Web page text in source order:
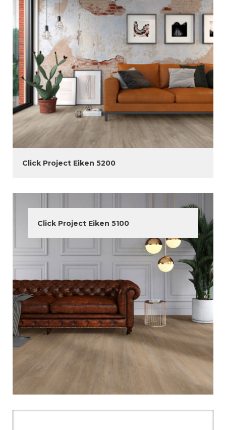
Click Project Eiken 5200
Click Project Eiken 5100